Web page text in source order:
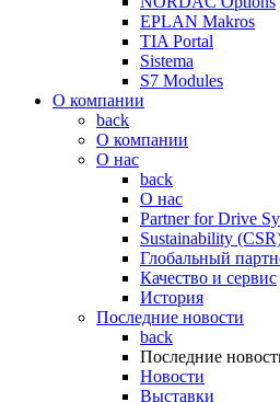
EPLAN Makros
TIA Portal
Sistema
S7 Modules
О компании
back
О компании
О нас
back
О нас
Partner for Drive
Sustainability
Глобальный
Качество и сервис
История
Последние новости
back
Последние
Новости
Выставки